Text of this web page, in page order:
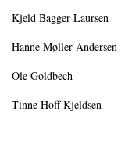
Kjeld Bagger Laursen
Hanne Møller Andersen
Ole Goldbech
Tinne Hoff Kjeldsen